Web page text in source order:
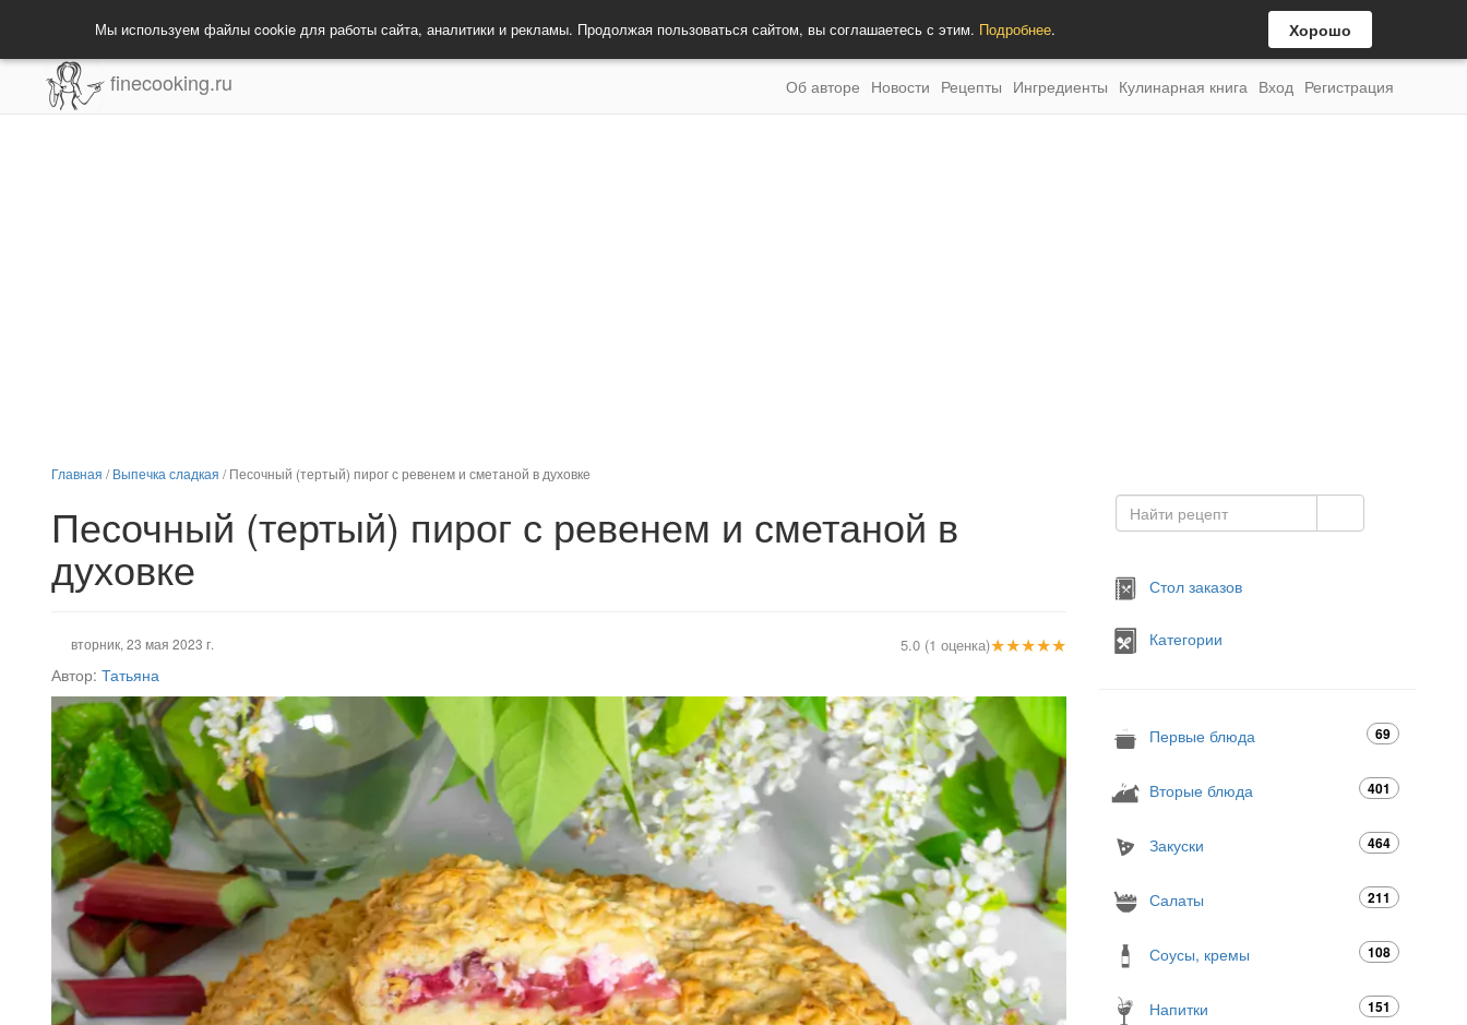
Мы используем файлы cookie для работы сайта, аналитики и рекламы. Продолжая пользоваться сайтом, вы соглашаетесь с этим. Подробнее. Хорошо
finecooking.ru Об авторе Новости Рецепты Ингредиенты Кулинарная книга Вход Регистрация
Главная /Выпечка сладкая /Песочный (тертый) пирог с ревенем и сметаной в духовке
Песочный (тертый) пирог с ревенем и сметаной в
духовке
★★★★★
5.0 (1 оценка)
вторник, 23 мая 2023 г.
Автор: Татьяна
Стол заказов
Категории
Первые блюда 69
Вторые блюда 401
Закуски 464
Салаты 211
Соусы, кремы 108
Напитки 151